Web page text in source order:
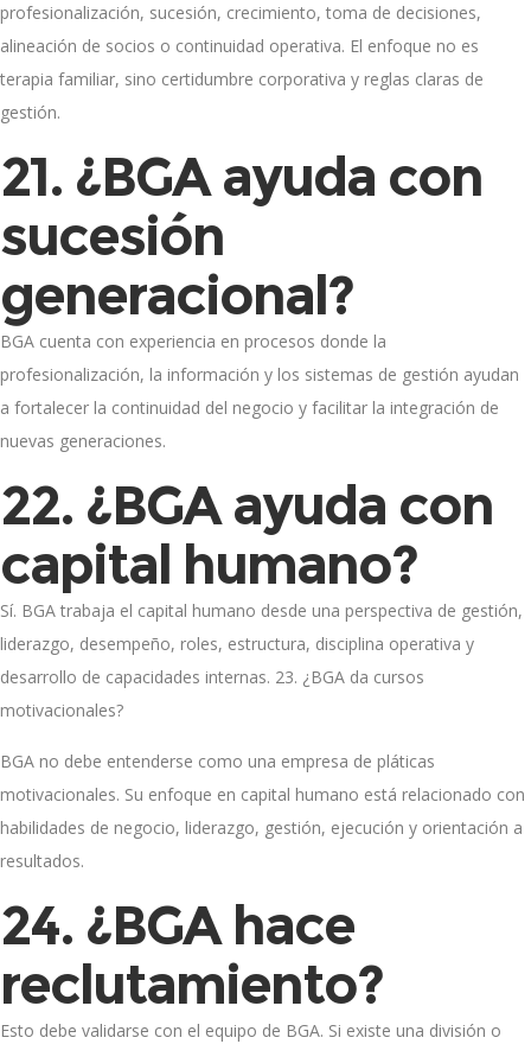
profesionalización, sucesión, crecimiento, toma de decisiones,
alineación de socios o continuidad operativa. El enfoque no es
terapia familiar, sino certidumbre corporativa y reglas claras de
gestión.
21. ¿BGA ayuda con
sucesión
generacional?
BGA cuenta con experiencia en procesos donde la
profesionalización, la información y los sistemas de gestión ayudan
a fortalecer la continuidad del negocio y facilitar la integración de
nuevas generaciones.
22. ¿BGA ayuda con
capital humano?
Sí. BGA trabaja el capital humano desde una perspectiva de gestión,
liderazgo, desempeño, roles, estructura, disciplina operativa y
desarrollo de capacidades internas. 23. ¿BGA da cursos
motivacionales?
BGA no debe entenderse como una empresa de pláticas
motivacionales. Su enfoque en capital humano está relacionado con
habilidades de negocio, liderazgo, gestión, ejecución y orientación a
resultados.
24. ¿BGA hace
reclutamiento?
Esto debe validarse con el equipo de BGA. Si existe una división o